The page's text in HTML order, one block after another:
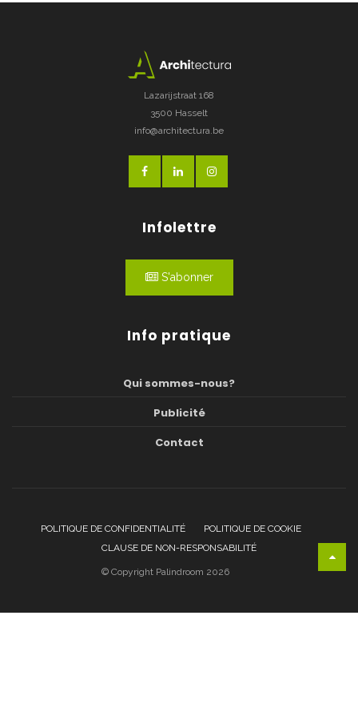
Lazarijstraat 168
3500 Hasselt
info@architectura.be
Infolettre
S'abonner
Info pratique
Qui sommes-nous?
Publicité
Contact
POLITIQUE DE CONFIDENTIALITÉ
POLITIQUE DE COOKIE
CLAUSE DE NON-RESPONSABILITÉ
© Copyright Palindroom 2026